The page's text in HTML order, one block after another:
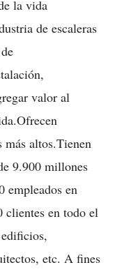
la vida
de escaleras
valor al
más altos.Tienen
9.900 millones
empleados en
clientes en todo el
etc. A fines